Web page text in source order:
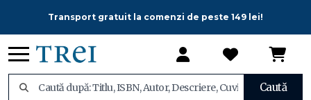
Transport gratuit la comenzi de peste 149 lei!
Caută